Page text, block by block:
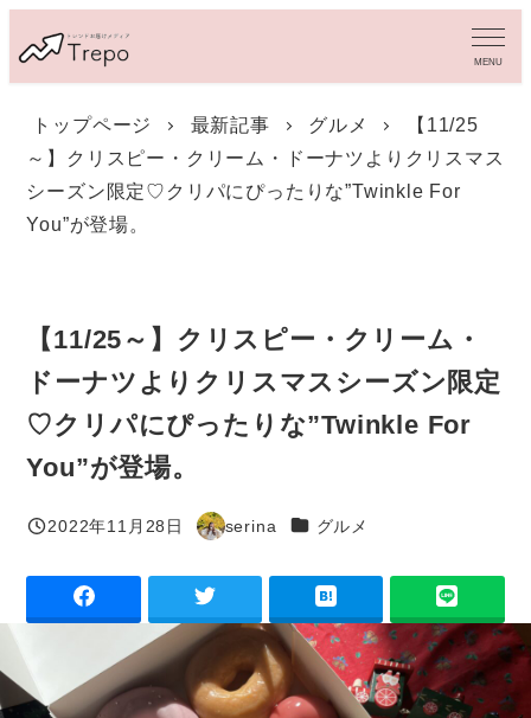
イ
MENU
トップページ 最新記事 グルメ
【11/25
～】クリスピー・クリーム・ドーナツよりクリスマス
シーズン限定♡クリパにぴったりな”Twinkle For
You”が登場。
【11/25～】クリスピー・クリーム・
ドーナツよりクリスマスシーズン限定
♡クリパにぴったりな”Twinkle For
You”が登場。
投稿日
2022年11月28日
著
serina カテゴリー
グルメ